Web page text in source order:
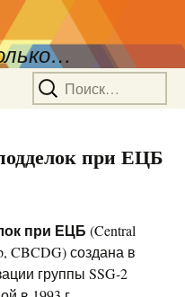
Найти:
при ЕЦБ
при ЕЦБ (Central
CBCDG) создана в
группы SSG-2